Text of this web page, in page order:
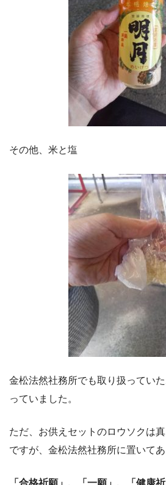
その他、米と塩
金松法然社務所でも取り扱ってい
っていました。
ただ、お供えセットのロウソクは
ですが、金松法然社務所に置いてあ
「合格祈願」、「一願」、「健康祈